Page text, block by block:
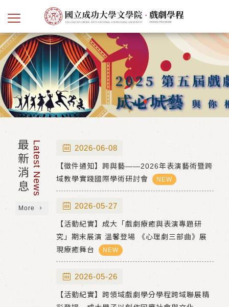
最新消息Latest News
More
2026-06-08
【徵件通知】跨與藝——2026年表演藝術暨跨
域教學實踐國際學術研討會
NEW
2026-05-27
【活動紀實】成大「戲劇療癒與表演專題研
究」期末展演 溫馨登場 《心理劇三部曲》展
現療癒舞台
NEW
2026-05-26
【活動紀實】跨領域戲劇學分學程跨域聯展精